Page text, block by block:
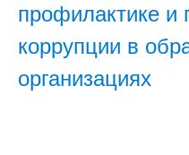
профилактике и
коррупции в
организациях